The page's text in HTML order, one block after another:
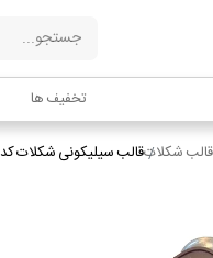
تخفیف ها
قالب شکلاتقالب سیلیکونی شکلات کد 87